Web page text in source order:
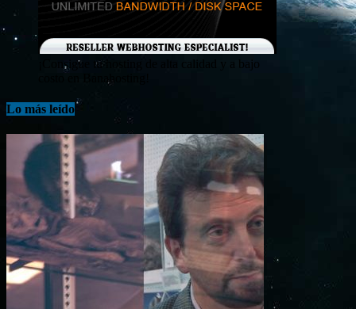
¡Consigue tu hosting de alta calidad y a bajo
costo en Banahosting!
Lo más leído